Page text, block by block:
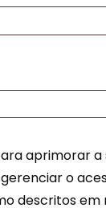
aprimorar a
o
descritos em